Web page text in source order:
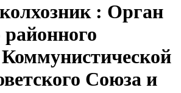
: Орган
районного
Союза и